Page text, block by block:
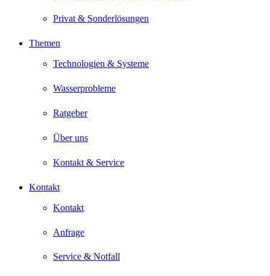
Privat & Sonderlösungen
Themen
Technologien & Systeme
Wasserprobleme
Ratgeber
Über uns
Kontakt & Service
Kontakt
Kontakt
Anfrage
Service & Notfall